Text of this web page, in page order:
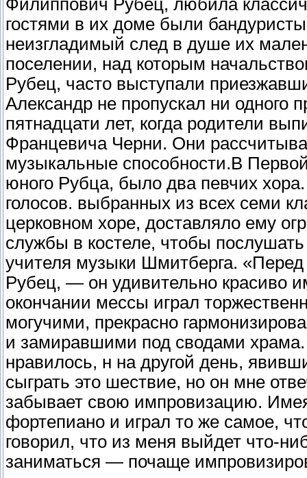
Филиппович Рубец, любила
гостями в их доме были
неизгладимый след в душе их
поселении, над которым
Рубец, часто выступали
Александр не пропускал ни одного
пятнадцати лет, когда родители
Францевича Черни. Они
музыкальные способности.В
юного Рубца, было два певчих
голосов. выбранных из всех семи
церковном хоре, доставляло ему
службы в костеле, чтобы послушать
учителя музыки Шмитберга.
Рубец, — он удивительно красиво
окончании мессы играл
могучими, прекрасно
и замиравшими под сводами
нравилось, н на другой день,
сыграть это шествие, но он мне
забывает свою импровизацию.
фортепиано и играл то же самое,
говорил, что из меня выйдет что-
заниматься — почаще